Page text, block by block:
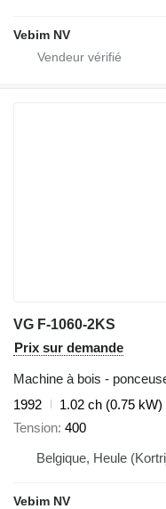
Vebim NV
VG F-1060-2KS
Prix sur demande
Machine à bois -
1992
1.02 ch (0.75 kW)
Tension 400
Belgique, Heule
Vebim NV